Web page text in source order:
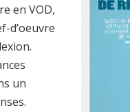
en VOD,
d’oeuvre
un